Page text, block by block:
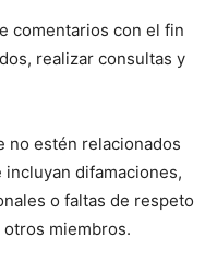
comentarios con el fin
realizar consultas y
no estén relacionados
difamaciones,
o faltas de respeto
miembros.